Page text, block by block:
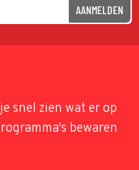
AANMELDEN
snel zien wat er op
bewaren